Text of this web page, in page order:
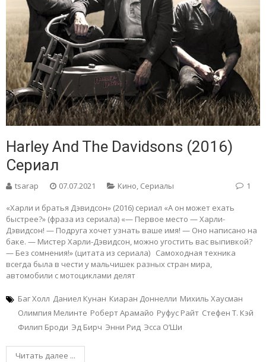
Harley And The Davidsons (2016)
Сериал
tsarap 07.07.2021 Кино, Сериалы 1
«Харли и братья Дэвидсон» (2016) сериал «А он может ехать
быстрее?» (фраза из сериала) «— Первое место — Харли-
Дэвидсон! — Подруга хочет узнать ваше имя! — Оно написано на
баке. — Мистер Харли-Дэвидсон, можно угостить вас выпивкой?
— Без сомнения!» (цитата из сериала) Самоходная техника
всегда была в чести у мальчишек разных стран мира,
автомобили с мотоциклами делят
Баг Холл Даниел Кунан Киаран Доннелли Михиль Хаусман
Олимпия Мелинте Роберт Арамайо Руфус Райт Стефен Т. Кэй
Филип Броди Эд Бирч Энни Рид Эсса О’Ши
Читать далее ...